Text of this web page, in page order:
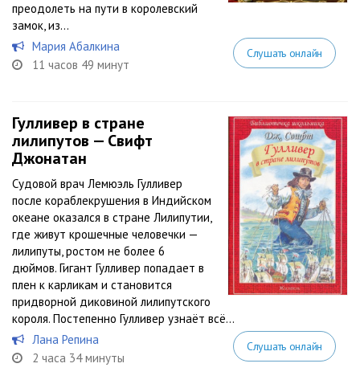
преодолеть на пути в королевский
замок, из...
Мария Абалкина
11 часов 49 минут
Слушать онлайн
Гулливер в стране
лилипутов — Свифт
Джонатан
Судовой врач Лемюэль Гулливер
после кораблекрушения в Индийском
океане оказался в стране Лилипутии,
где живут крошечные человечки —
лилипуты, ростом не более 6
дюймов. Гигант Гулливер попадает в
плен к карликам и становится
придворной диковиной лилипутского
короля. Постепенно Гулливер узнаёт всё...
Лана Репина
2 часа 34 минуты
Слушать онлайн